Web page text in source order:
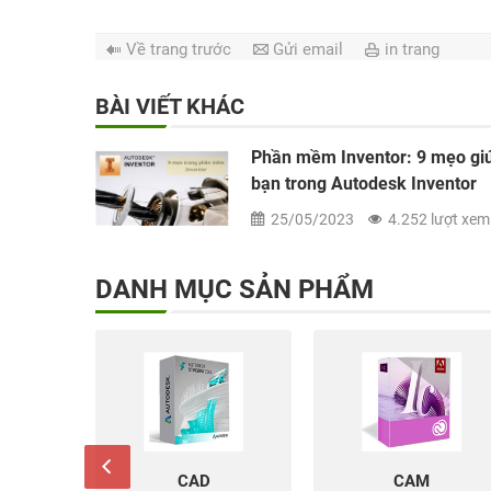
Về trang trước Gửi email in trang
BÀI VIẾT KHÁC
Phần mềm Inventor: 9 mẹo
bạn trong Autodesk Inventor
25/05/2023 4.252 lượt xem
DANH MỤC SẢN PHẨM
CAM STATISTIC/